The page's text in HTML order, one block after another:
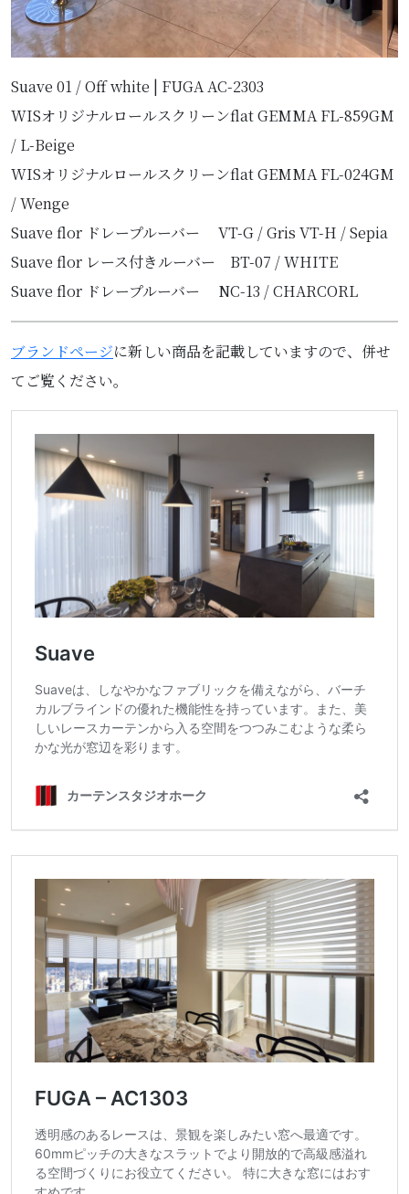
Suave 01 / Off white | FUGA AC-2303
WISオリジナルロールスクリーンflat GEMMA FL-859GM
/ L-Beige
WISオリジナルロールスクリーンflat GEMMA FL-024GM
/ Wenge
Suave flor ドレープルーバー VT-G / Gris VT-H / Sepia
Suave flor レース付きルーバー BT-07 / WHITE
Suave flor ドレープルーバー NC-13 / CHARCORL
ブランドページに新しい商品を記載していますので、併せ
てご覧ください。